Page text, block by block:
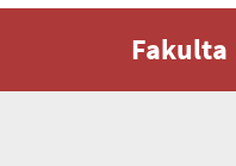
Fakulta